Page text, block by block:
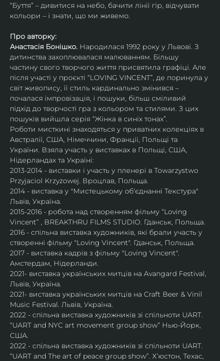
“Буття” – дивитися на небо, бачити лінії гір, відчувати
кольори – і знати, що ми живемо.
Про авторку:
Анастасія Бонішко. Народилася 1992 року у Львові. З
дитинства захоплювалася малюванням. Більшу
частину свого творчого життя присвятила графіці. Але
після участі у проєкті “LOVING VINCENT”, де поринула у
світ живопису, її стиль кардинально змінився –
почалася імпровізація, і пошуки, більш сміливий
підхід до творчості гра з кольором та стилями. З цих
пошуків вийшла серія “Жінка в синіх тонах”.
Роботи мисткині знаходяться у приватних колекціях в
Австралії, США, Німеччини, Франції, Польщі та
України. Взяла участь у виставках в Польщі, США,
Нідерландах та Україні:
2013-2014 - виставки і участь у пленері в Towarzystwo
Przyjaciol Krzyzowej. Вроцлав, Польща.
2014 - виставка у "Мистецькому об'єднанні Текстура"
Львів, Україна.
2015-2016 - робота над створенням фільму “Loving
Vincent” , BREAKTHRU FILMS STUDIO. Гданськ, Польща.
2016 - спільна виставка художників, які брали участь у
створенні фільму "Loving Vincent". Гданськ, Польща.
2017 - виставка кадрів з фільму "Loving Vincent".
Амстердам, Нідерланди.
2021- виставка українських митців на Avangard Festival,
Львів, Україна.
2021- виставка українських митців на Craft Beer & Vinil
Music Festival. Львів, Україна.
2022 - спільна виставка художників зі спільноти UART.
“UART and NYC art movement group show” Нью-Йорк,
США.
2022 - спільна виставка художників зі спільноти UART.
“UART and The art of peace group show”. Х’юстон, Техас,